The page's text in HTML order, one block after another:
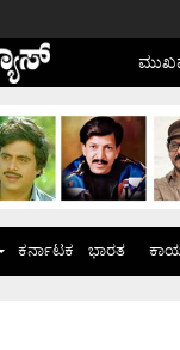
ಕರ್ನಾಟಕ ಭಾರತ